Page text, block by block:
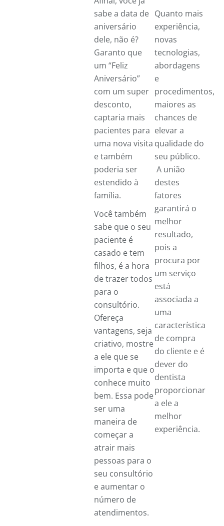
sabe a data de
aniversário
dele, não é?
Garanto que
um “Feliz
Aniversário”
com um super
desconto,
captaria mais
pacientes para
uma nova visita
e também
poderia ser
estendido à
família.
Você também
sabe que o seu
paciente é
casado e tem
filhos, é a hora
de trazer todos
para o
consultório.
Ofereça
vantagens, seja
criativo, mostre
a ele que se
importa e que o
conhece muito
bem. Essa pode
ser uma
maneira de
começar a
atrair mais
pessoas para o
seu consultório
e aumentar o
número de
atendimentos.
Quanto mais
experiência,
novas
tecnologias,
abordagens
e
procedimentos,
maiores as
chances de
elevar a
qualidade do
seu público.
A união
destes
fatores
garantirá o
melhor
resultado,
pois a
procura por
um serviço
está
associada a
uma
característica
de compra
do cliente e é
dever do
dentista
proporcionar
a ele a
melhor
experiência.